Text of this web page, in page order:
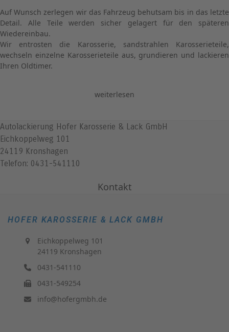
Auf Wunsch zerlegen wir das Fahrzeug behutsam bis in das letzte
Detail. Alle Teile werden sicher gelagert für den späteren
Wiedereinbau.
Wir entrosten die Karosserie, sandstrahlen Karosserieteile,
wechseln einzelne Karosserieteile aus, grundieren und lackieren
Ihren Oldtimer.
weiterlesen
Autolackierung Hofer Karosserie & Lack GmbH
Eichkoppelweg 101
24119 Kronshagen
Telefon: 0431-541110
Kontakt
HOFER KAROSSERIE & LACK GMBH
Eichkoppelweg 101
24119 Kronshagen
0431-541110
0431-549254
info@hofergmbh.de